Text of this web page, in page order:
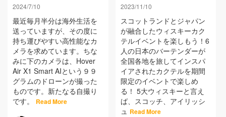
2024/7/10
最近毎月半分は海外生活を
送っていますが、その度に
持ち運びやすい高性能なカ
メラを求めています。ちな
みに下のカメラは、Hover
Air X1 Smart AIという９９
グラムのドローンが撮った
ものです。新たなる自撮り
です。
Read More
2023/11/10
スコットランドとジャパン
が融合したウィスキーカク
テルイベントを楽しもう！6
人の日本のバーテンダーが
全国各地を旅してインスパ
イアされたカクテルを期間
限定のイベントで楽しめ
る！ 5大ウィスキーと言え
ば、スコッチ、アイリッシ
ュ Read More